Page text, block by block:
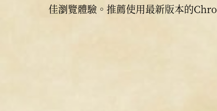
佳瀏覽體驗。推薦使用最新版本的